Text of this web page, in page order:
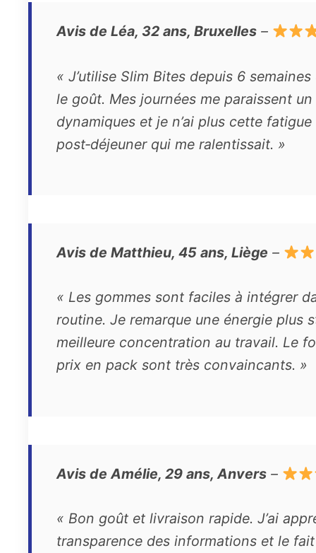
Avis de Léa, 32 ans, Bruxelles –
« J’utilise Slim Bites depuis 6 semaines
le goût. Mes journées me paraissent
dynamiques et je n’ai plus cette fatigue
post‑déjeuner qui me ralentissait. »
Avis de Matthieu, 45 ans, Liège –
« Les gommes sont faciles à intégrer
routine. Je remarque une énergie plus
meilleure concentration au travail. Le
prix en pack sont très convaincants. »
Avis de Amélie, 29 ans, Anvers –
« Bon goût et livraison rapide. J’ai
transparence des informations et le